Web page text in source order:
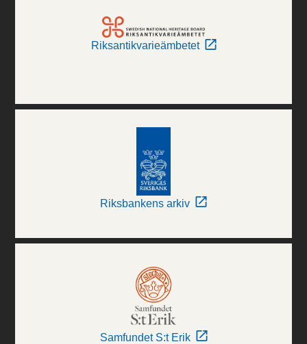
Riksantikvarieämbetet
Riksbankens arkiv
Samfundet S:t Erik